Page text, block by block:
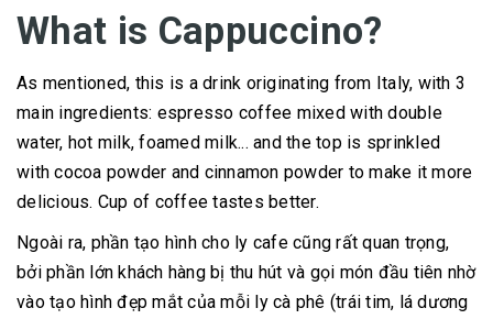
What is Cappuccino?
As mentioned, this is a drink originating from Italy, with 3
main ingredients: espresso coffee mixed with double
water, hot milk, foamed milk... and the top is sprinkled
with cocoa powder and cinnamon powder to make it more
delicious. Cup of coffee tastes better.
Ngoài ra, phần tạo hình cho ly cafe cũng rất quan trọng,
bởi phần lớn khách hàng bị thu hút và gọi món đầu tiên nhờ
vào tạo hình đẹp mắt của mỗi ly cà phê (trái tim, lá dương